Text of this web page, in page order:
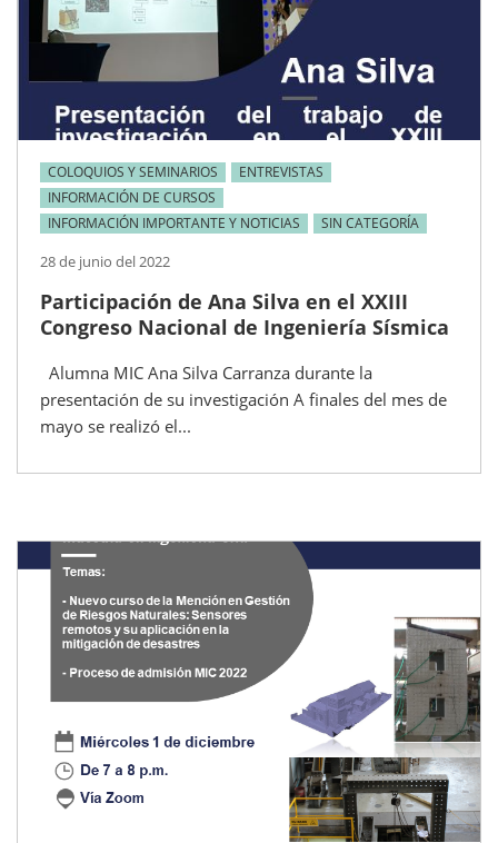
COLOQUIOS Y SEMINARIOS
ENTREVISTAS
INFORMACIÓN DE CURSOS
INFORMACIÓN IMPORTANTE Y NOTICIAS
SIN CATEGORÍA
28 de junio del 2022
Participación de Ana Silva en el XXIII
Congreso Nacional de Ingeniería Sísmica
Alumna MIC Ana Silva Carranza durante la
presentación de su investigación A finales del mes de
mayo se realizó el...